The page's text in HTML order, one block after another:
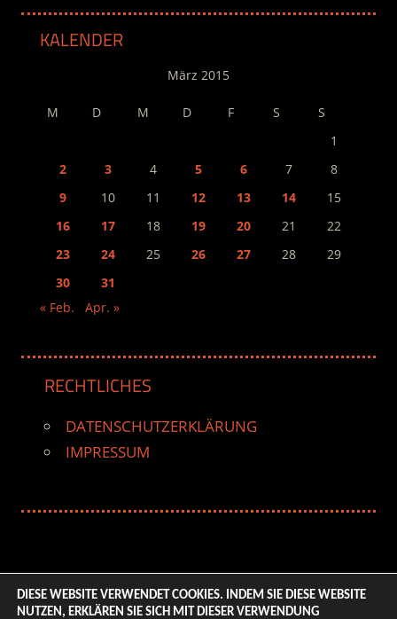
KALENDER
März 2015
M D M D F S
S
1
2
3 4 5 6 7
8
9
10 11 12 13 14
15
16
17 18 19 20 21
22
23
24 25 26 27 28
29
30
31
« Feb.
Apr. »
RECHTLICHES
DATENSCHUTZERKLÄRUNG
IMPRESSUM
DIESE WEBSITE VERWENDET COOKIES. INDEM SIE DIESE WEBSITE
NUTZEN, ERKLÄREN SIE SICH MIT DIESER VERWENDUNG